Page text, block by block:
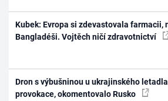
Kubek: Evropa si zdevastovala farmacii,
Bangladéši. Vojtěch ničí zdravotnictví
Dron s výbušninou u ukrajinského
provokace, okomentovalo Rusko